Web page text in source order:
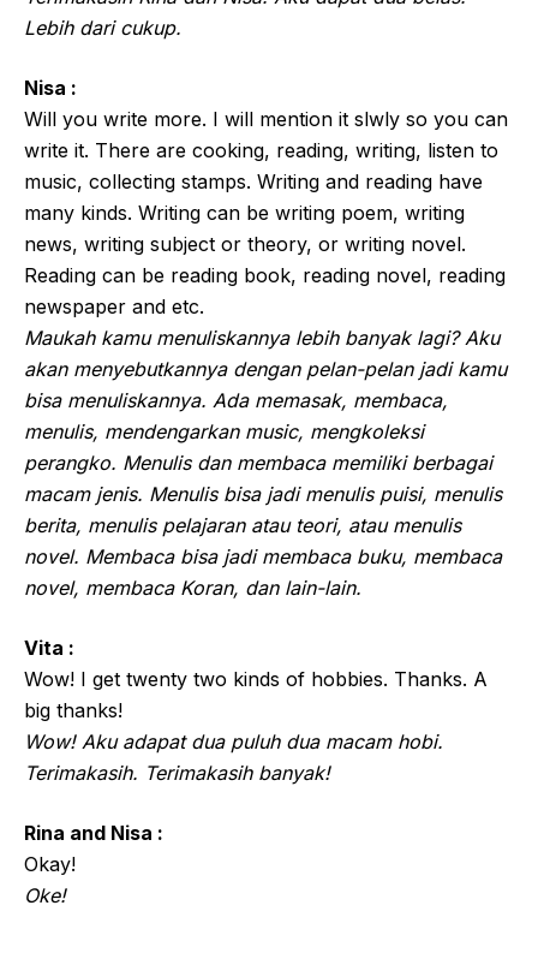
Lebih dari cukup.
Nisa :
Will you write more. I will mention it slwly so you can
write it. There are cooking, reading, writing, listen to
music, collecting stamps. Writing and reading have
many kinds. Writing can be writing poem, writing
news, writing subject or theory, or writing novel.
Reading can be reading book, reading novel, reading
newspaper and etc.
Maukah kamu menuliskannya lebih banyak lagi? Aku
akan menyebutkannya dengan pelan-pelan jadi kamu
bisa menuliskannya. Ada memasak, membaca,
menulis, mendengarkan music, mengkoleksi
perangko. Menulis dan membaca memiliki berbagai
macam jenis. Menulis bisa jadi menulis puisi, menulis
berita, menulis pelajaran atau teori, atau menulis
novel. Membaca bisa jadi membaca buku, membaca
novel, membaca Koran, dan lain-lain.
Vita :
Wow! I get twenty two kinds of hobbies. Thanks. A
big thanks!
Wow! Aku adapat dua puluh dua macam hobi.
Terimakasih. Terimakasih banyak!
Rina and Nisa :
Okay!
Oke!